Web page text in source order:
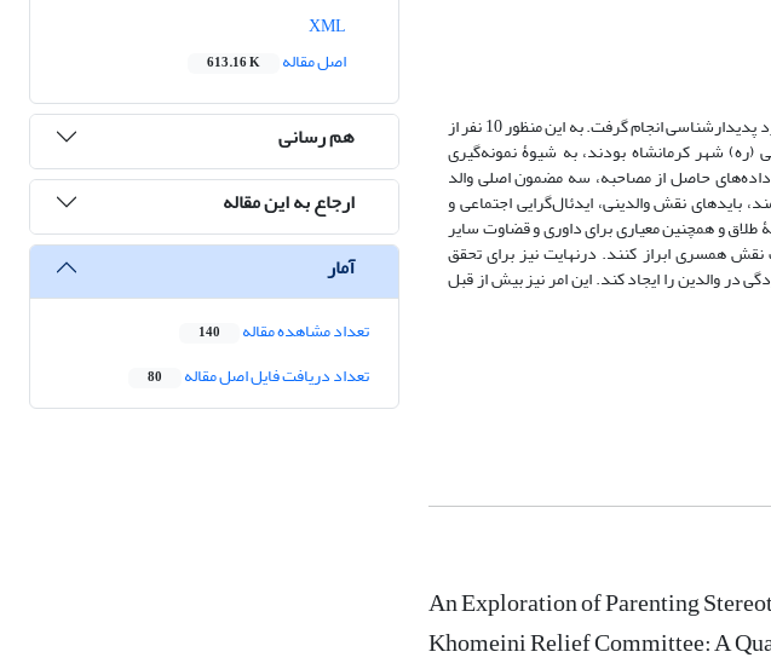
پژوهش حاضر با هدف شناسایی و تعیین اسطوره‌های والدگری مادران دارای تجربۀ طلاق در شهر کرمانشاه به روش کیفی و با رویکرد پدیدارشناسی انجام گرفت. به این منظور 10 نفر از
شهر کرمانشاه بودند، به شیوۀ نمونه‌گیری
حاصل از مصاحبه، سه مضمون اصلی والد
بایدهای نقش والدینی، ایدئال‌گرایی اجتماعی و
و همچنین معیاری برای داوری و قضاوت سایر
همسری ابراز کنند. درنهایت نیز برای تحقق
والدین را ایجاد کند. این امر نیز بیش از قبل
An Exploration of Parenting
Khomeini Relief Committee: A
اصل مقاله
613.16 K
هم رسانی
ارجاع به این مقاله
آمار
تعداد مشاهده مقاله 140
تعداد دریافت فایل اصل مقاله 80